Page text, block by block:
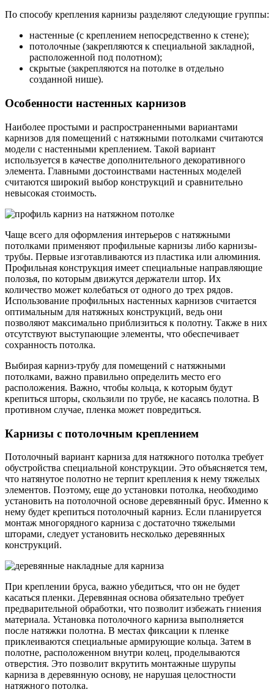
По способу крепления карнизы разделяют следующие группы:
настенные (с креплением непосредственно к стене);
потолочные (закрепляются к специальной закладной,
расположенной под полотном);
скрытые (закрепляются на потолке в отдельно
созданной нише).
Особенности настенных карнизов
Наиболее простыми и распространенными вариантами
карнизов для помещений с натяжными потолками считаются
модели с настенными креплением. Такой вариант
используется в качестве дополнительного декоративного
элемента. Главными достоинствами настенных моделей
считаются широкий выбор конструкций и сравнительно
невысокая стоимость.
Чаще всего для оформления интерьеров с натяжными
потолками применяют профильные карнизы либо карнизы-
трубы. Первые изготавливаются из пластика или алюминия.
Профильная конструкция имеет специальные направляющие
полозья, по которым движутся держатели штор. Их
количество может колебаться от одного до трех рядов.
Использование профильных настенных карнизов считается
оптимальным для натяжных конструкций, ведь они
позволяют максимально приблизиться к полотну. Также в них
отсутствуют выступающие элементы, что обеспечивает
сохранность потолка.
Выбирая карниз-трубу для помещений с натяжными
потолками, важно правильно определить место его
расположения. Важно, чтобы кольца, к которым будут
крепиться шторы, скользили по трубе, не касаясь полотна. В
противном случае, пленка может повредиться.
Карнизы с потолочным креплением
Потолочный вариант карниза для натяжного потолка требует
обустройства специальной конструкции. Это объясняется тем,
что натянутое полотно не терпит крепления к нему тяжелых
элементов. Поэтому, еще до установки потолка, необходимо
установить на потолочной основе деревянный брус. Именно к
нему будет крепиться потолочный карниз. Если планируется
монтаж многорядного карниза с достаточно тяжелыми
шторами, следует установить несколько деревянных
конструкций.
При креплении бруса, важно убедиться, что он не будет
касаться пленки. Деревянная основа обязательно требует
предварительной обработки, что позволит избежать гниения
материала. Установка потолочного карниза выполняется
после натяжки полотна. В местах фиксации к пленке
приклеиваются специальные армирующие кольца. Затем в
полотне, расположенном внутри колец, проделываются
отверстия. Это позволит вкрутить монтажные шурупы
карниза в деревянную основу, не нарушая целостности
натяжного потолка.